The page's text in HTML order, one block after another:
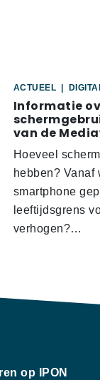
ACTUEEL
Informatie
van de
Hoeveel
hebben?
smartphone
leeftijdsgrens
verhogen?…
op IPON